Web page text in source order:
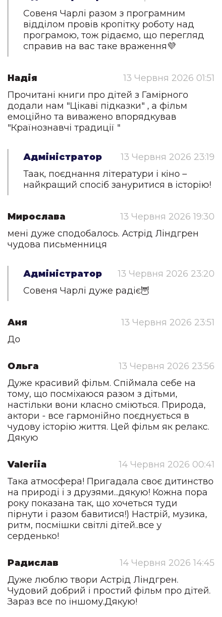
Совеня Чарлі разом з програмним
відділом провів кропітку роботу над
програмою, тож рідаємо, що перегляд
справив на вас таке враження💜
Надія
13 Червня 2026 01:51
Прочитані книги про дітей з Гамірного
додали нам "Цікаві підказки" , а фільм
емоційно та виважено впорядкував
"Країнознавчі традиції "
Адміністратор
13 Червня 2026 23:19
Таак, поєднання літератури і кіно –
найкращий спосіб зануритися в історію!
Мирослава
13 Червня 2026 19:30
мені дуже сподобалось. Астрід Ліндгрен
чудова письменниця
Адміністратор
13 Червня 2026 23:20
Совеня Чарлі дуже радіє🦉
Аня
13 Червня 2026 23:51
До
Ольга
13 Червня 2026 23:56
Дуже красивий фільм. Спіймала себе на
тому, що посміхаюся разом з дітьми,
настільки вони класно сміються. Природа,
актори - все гармонійно поєднується в
чудову історію життя. Цей фільм як релакс.
Дякую
Valeriia
14 Червня 2026 00:41
Така атмосфера! Пригадала своє дитинство
на природі і з друзями...дякую! Кожна пора
року показана так, що хочеться туди
пірнути і разом бавитися!) Настрій, музика,
ритм, посмішки світлі дітей..все у
серденько!
Радислав
14 Червня 2026 14:45
Дуже люблю твори Астрід Ліндгрен.
Чудовий добрий і простий фільм про дітей.
Зараз все по іншому.Дякую!